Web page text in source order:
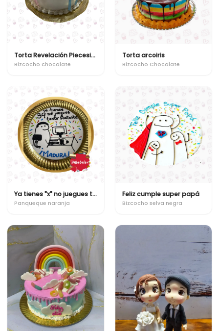
Torta Revelación Piecesitos
Bizcocho chocolate
Torta arcoiris
Bizcocho Chocolate
Ya tienes "x" no juegues tanto fornite
Panqueque naranja
Feliz cumple super papá
Bizcocho selva negra